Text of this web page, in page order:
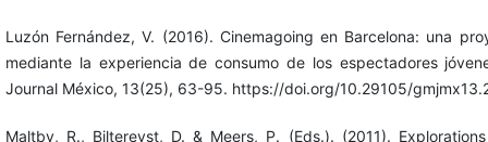
Luzón Fernández, V. (2016). Cinemagoing en Barcelona: una
mediante la experiencia de consumo de los espectadores
Journal México, 13(25), 63-95. https://doi.org/10.29105/
Maltby, R., Biltereyst, D. & Meers, P. (Eds.). (2011).